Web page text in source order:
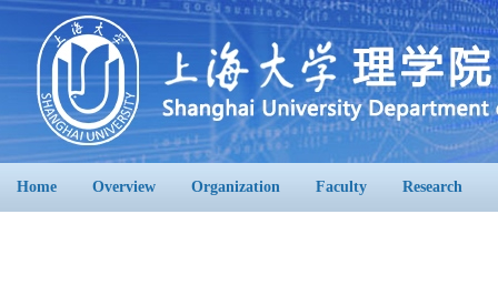
Home Overview Organization Faculty Research